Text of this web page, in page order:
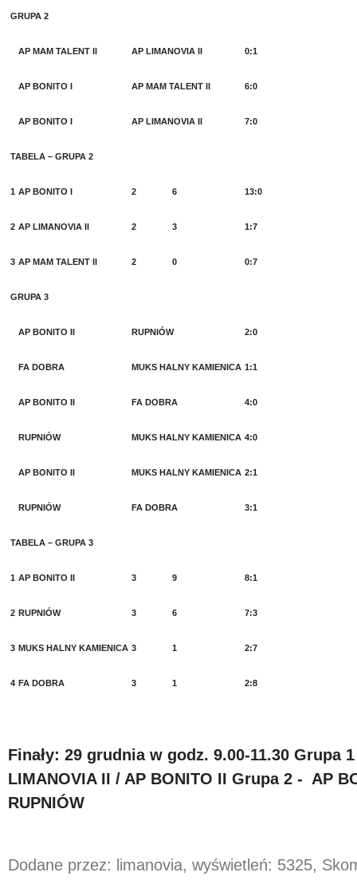
GRUPA 2
AP MAM TALENT II AP LIMANOVIA II 0:1
AP BONITO I AP MAM TALENT II 6:0
AP BONITO I AP LIMANOVIA II 7:0
TABELA – GRUPA 2
1 AP BONITO I 2 6 13:0
2 AP LIMANOVIA II 2 3 1:7
3 AP MAM TALENT II 2 0 0:7
GRUPA 3
AP BONITO II RUPNIÓW 2:0
FA DOBRA MUKS HALNY KAMIENICA 1:1
AP BONITO II FA DOBRA 4:0
RUPNIÓW MUKS HALNY KAMIENICA 4:0
AP BONITO II MUKS HALNY KAMIENICA 2:1
RUPNIÓW FA DOBRA 3:1
TABELA – GRUPA 3
1 AP BONITO II 3 9 8:1
2 RUPNIÓW 3 6 7:3
3 MUKS HALNY KAMIENICA 3 1 2:7
4 FA DOBRA 3 1 2:8
Finały: 29 grudnia w godz. 9.00-11.30 Grupa
LIMANOVIA II / AP BONITO II Grupa 2 - AP
RUPNIÓW
Dodane przez: limanovia, wyświetleń: 5325,